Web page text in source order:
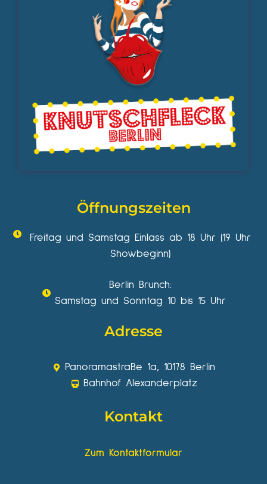
Öffnungszeiten
Freitag und Samstag Einlass ab 18 Uhr (19 Uhr
Showbeginn)
Berlin Brunch:
Samstag und Sonntag 10 bis 15 Uhr
Adresse
Panoramastraße 1a, 10178 Berlin
Bahnhof Alexanderplatz
Kontakt
Zum Kontaktformular